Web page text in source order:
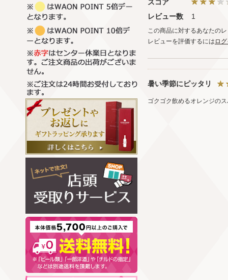
スコア
レビュー数
1
この商品に対するあなたの
レビューを評価するには ロ
暑い季節にピッタリ
ゴクゴク飲めるオレンジの